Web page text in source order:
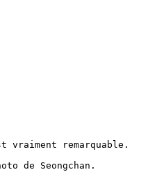
vraiment remarquable.
de Seongchan.